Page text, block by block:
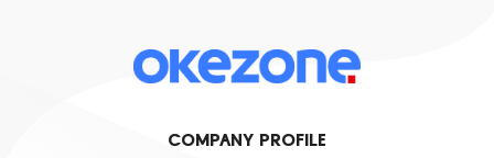
COMPANY PROFILE